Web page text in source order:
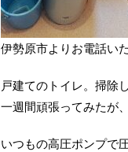
伊勢原市よりお電話い
戸建てのトイレ。掃除
一週間頑張ってみたが
いつもの高圧ポンプで